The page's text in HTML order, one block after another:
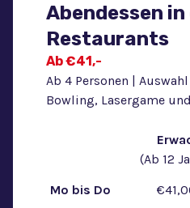
Abendessen in
Restaurants
Ab €41,-
Ab 4 Personen |
Bowling, Lasergame
(Ab 12
Mo bis Do ‎ ‎ ‎